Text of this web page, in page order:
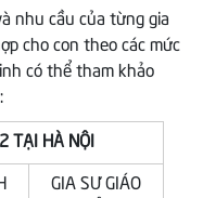
nhu cầu của từng gia
cho con theo các mức
có thể tham khảo
TẠI HÀ NỘI
GIA SƯ GIÁO